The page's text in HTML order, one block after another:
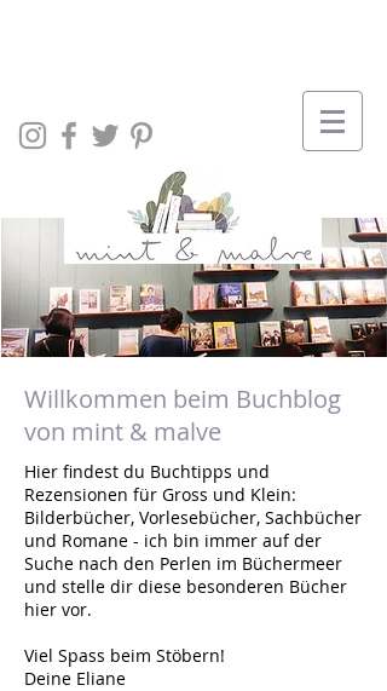
Willkommen beim Buchblog
von mint & malve
Hier findest du Buchtipps und
Rezensionen für Gross und Klein:
Bilderbücher, Vorlesebücher, Sachbücher
und Romane - ich bin immer auf der
Suche nach den Perlen im Büchermeer
und stelle dir diese besonderen Bücher
hier vor.
Viel Spass beim Stöbern!
Deine Eliane